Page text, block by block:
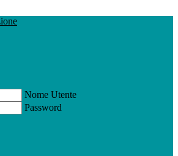
Nome Utente
Password